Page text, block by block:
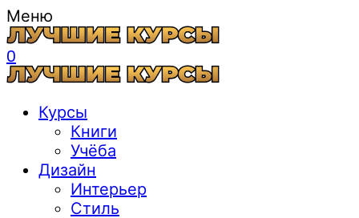
Меню
0
Курсы
Книги
Учёба
Дизайн
Интерьер
Стиль